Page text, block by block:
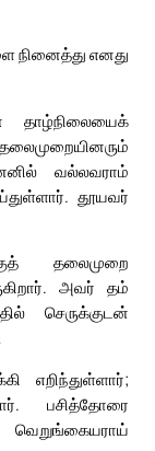
நினைத்து எனது
வல்லவராம்
தூயவர்
தலைமுறை
அவர் தம்
செருக்குடன்
எறிந்துள்ளார்;
பசித்தோரை